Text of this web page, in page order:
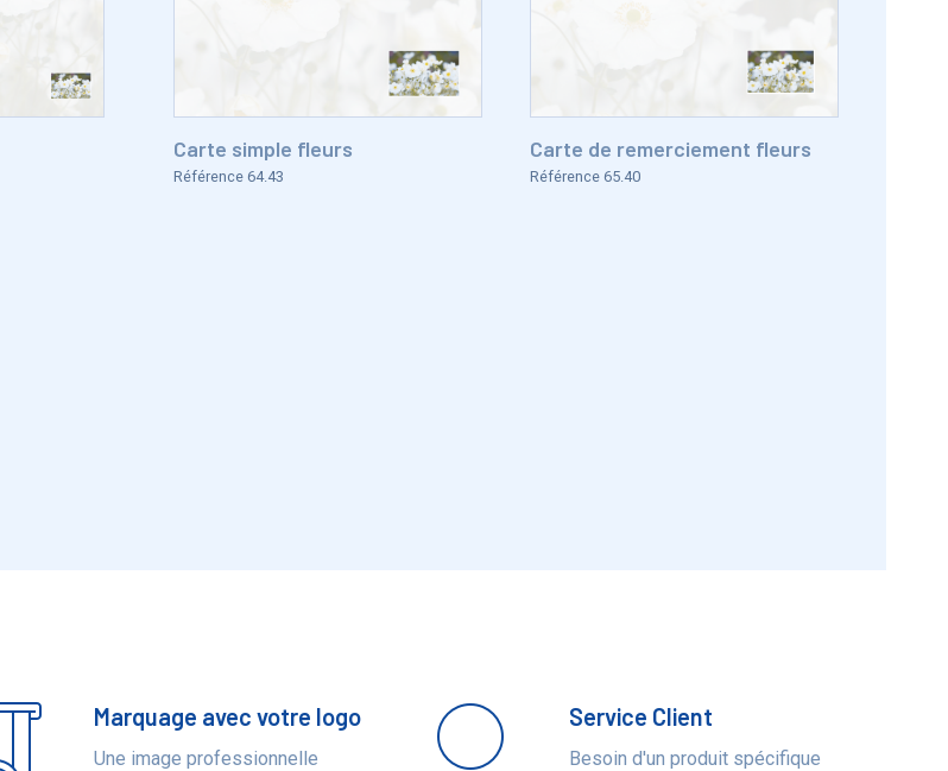
Carte simple fleurs
Référence 64.43
Carte de remerciement fleurs
Référence 65.40
Marquage avec votre logo
Une image professionnelle
Service Client
Besoin d'un produit spécifique